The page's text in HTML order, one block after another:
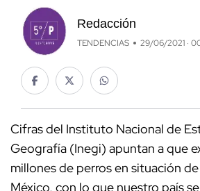
Redacción
TENDENCIAS 29/06/2021 ·
Cifras del Instituto Nacional de
Geografía (Inegi) apuntan a que
millones de perros en situación
México, con lo que nuestro país